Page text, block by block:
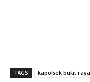
TAGS kapolsek bukit raya